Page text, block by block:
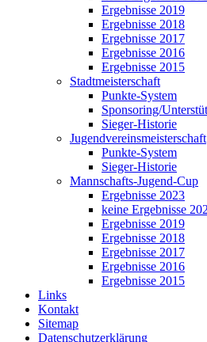
Ergebnisse 2019
Ergebnisse 2018
Ergebnisse 2017
Ergebnisse 2016
Ergebnisse 2015
Stadtmeisterschaft
Punkte-System
Sponsoring/
Sieger-Historie
Jugendvereinsmeisterschaft
Punkte-System
Sieger-Historie
Mannschafts-Jugend-Cup
Ergebnisse 2023
keine Ergebnisse
Ergebnisse 2019
Ergebnisse 2018
Ergebnisse 2017
Ergebnisse 2016
Ergebnisse 2015
Links
Kontakt
Sitemap
Datenschutzerklärung